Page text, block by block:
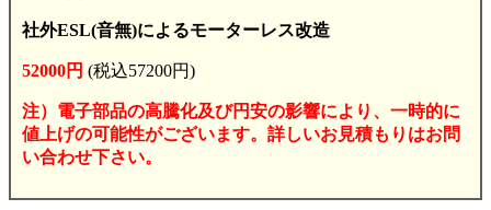
社外ESL(音無)によるモーターレス改造
52000円 (税込57200円)
注）電子部品の高騰化及び円安の影響により、一時的に
値上げの可能性がございます。詳しいお見積もりはお問
い合わせ下さい。